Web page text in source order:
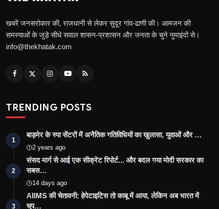
खबरें जनसरोकार की, राजधानी से लेकर सुदूर गांव-ढाणी की। आमजन की
समस्याओं के जुड़े सीधे सवाल शासन-प्रशासन और जनता के चुने नुमाइंदों से।
info@thekhatak.com
TRENDING POSTS
1
बाड़मेर के स्पा सेंटरों में अनैतिक गतिविधियों का खुलासा, युवाओं और …
2 years ago
2
संसद मार्ग से आई एक सीक्रेट रिपोर्ट... और बदल गया मोदी सरकार का
सबस…
14 days ago
3
AIIMS की चेतावनी: हेपेटाइटिस तो काबू में आया, लेकिन अब भारत में
चुप…